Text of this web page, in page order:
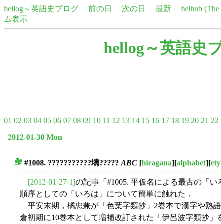
hellog～英語史ブログ 前の日 次の日 最新
helhub
ム表示
hellog～英語史
01 02 03 04 05 06 07 08 09 10 11 12 13 14 15 16 17 18 19 20 21 22
2012-01-30 Mon
#1008. ???????????壔????? ABC [hiragana][alphabet][
[2012-01-27-1]の記事「#1005. 平仮名による最古の「
順序としての「いろは」について簡単に触れた．
平安末期，橘忠兼が「色葉字類抄」2巻本で漢字や熟
倉初期に10巻本として増補改訂された「伊呂波字類抄